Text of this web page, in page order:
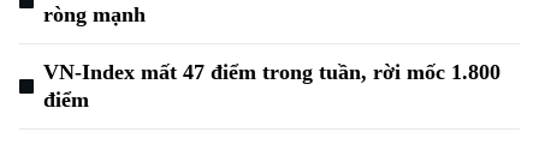
ròng mạnh
VN-Index mất 47 điểm trong tuần, rời mốc 1.800
điểm